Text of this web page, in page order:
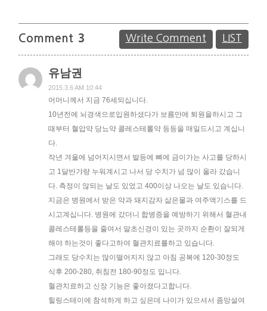
Comment 3 Write Comment LIST
유남권
2015.3.6 AM 10:44
어머니께서 지금 76세되십니다.
10년전에 뇌경색으로입원하셨다가 보름만에 퇴원을하시고 그
때부터 혈압약 당뇨약 콜레스테롤약 등등을 매일드시고 계십니
다.
작년 겨울에 넘어지시면서 발등에 뼈에 금이가는 사고를 당하시
고 1달반갸량 누워계시고 나서 당 수치가 넘 많이 올라 갔습니
다. 측정이 않되는 날도 있었고 400이상 나오는 날도 있습니다.
지금은 병원에서 받은 약과 돼지감자 삶은물과 여주액기스를 드
시고계십니다. 병원에 갔더니 합병증을 예방하기 위해서 혈관내
콜레스테롤등을 줄여서 말초신경이 있는 곳까지 순환이 잘되게
해야 하는것이 좋다고하여 혈관치료를하고 있습니다.
그래도 당수치는 많이떨어지지 않고 아침 공복에 120-30정도
식후 200-280, 취침전 180-90정도 입니다.
혈관치료하고 신장 기능은 좋아졌다고합니다.
힐링스테이에 참석하게 하고 싶은데 나이가 있으셔서 좀망설여